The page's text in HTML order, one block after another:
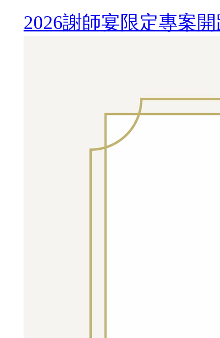
2026謝師宴限定專案